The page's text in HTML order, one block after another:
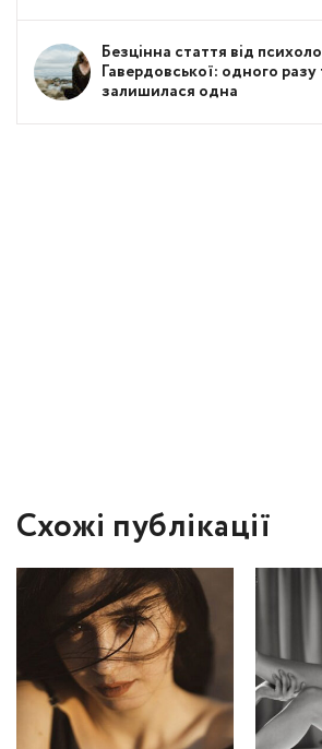
Безцінна стаття від
Гавердовської: одного
залишилася одна
Схожі публікації